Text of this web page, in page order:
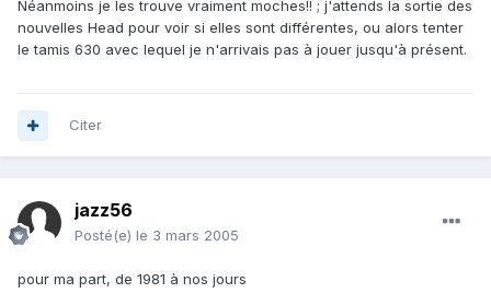
Néanmoins je les trouve vraiment moches!! ; j'attends la sortie des
nouvelles Head pour voir si elles sont différentes, ou alors tenter
le tamis 630 avec lequel je n'arrivais pas à jouer jusqu'à présent.
Citer
jazz56
Posté(e) le 3 mars 2005
pour ma part, de 1981 à nos jours